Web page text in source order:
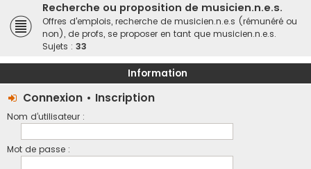
Recherche ou proposition de musicien.n.e.s.
Offres d'emplois, recherche de musicien.n.e.s (rémunéré ou
non), de profs, se proposer en tant que musicien.n.e.s.
Sujets : 33
Information
Connexion • Inscription
Nom d’utilisateur :
Mot de passe :